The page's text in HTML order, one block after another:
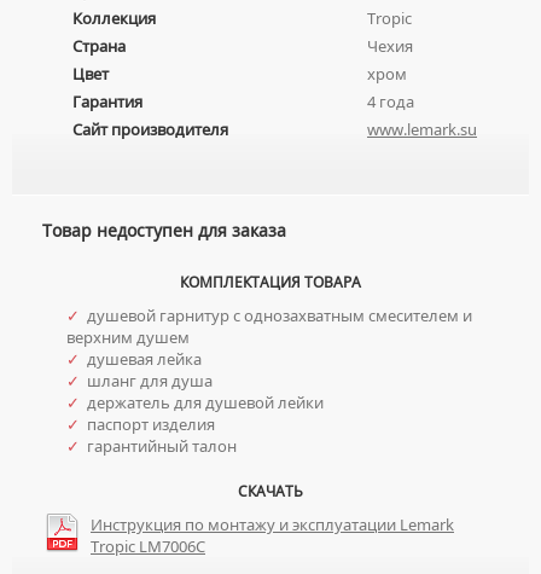
Коллекция
Tropic
Страна
Чехия
Цвет
хром
Гарантия
4 года
Сайт производителя
www.lemark.su
Товар недоступен для заказа
КОМПЛЕКТАЦИЯ ТОВАРА
✓ душевой гарнитур с однозахватным смесителем и
верхним душем
✓ душевая лейка
✓ шланг для душа
✓ держатель для душевой лейки
✓ паспорт изделия
✓ гарантийный талон
СКАЧАТЬ
Инструкция по монтажу и эксплуатации Lemark
Tropic LM7006C
УМЫВАЛЬНИКИ С ПЬЕДЕСТАЛАМИ
ПЬЕДЕСТАЛЫ ДЛЯ УМЫВАЛЬНИКОВ
ПОЛУПЬЕДЕСТАЛЫ ДЛЯ УМЫВАЛЬНИКОВ
КОМПЛЕКТУЮЩИЕ ДЛЯ УНИТАЗОВ